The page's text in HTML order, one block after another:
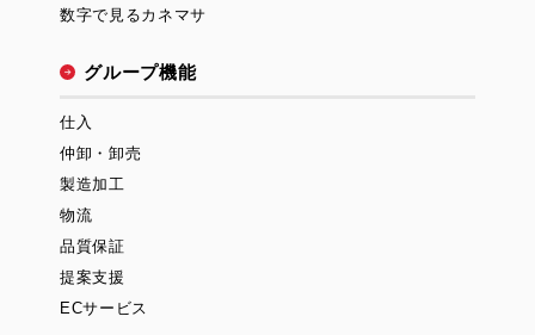
数字で見るカネマサ
グループ機能
仕入
仲卸・卸売
製造加工
物流
品質保証
提案支援
ECサービス